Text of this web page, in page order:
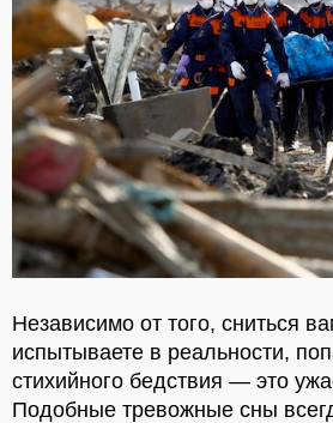
Независимо от того, сниться
испытываете в реальности,
стихийного бедствия — это
Подобные тревожные сны